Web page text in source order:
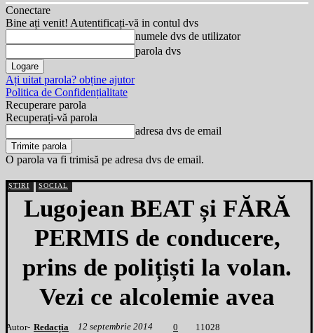
Conectare
Bine ați venit! Autentificați-vă in contul dvs
numele dvs de utilizator
parola dvs
Ați uitat parola? obține ajutor
Politica de Confidențialitate
Recuperare parola
Recuperați-vă parola
adresa dvs de email
O parola va fi trimisă pe adresa dvs de email.
ȘTIRI SOCIAL
Lugojean BEAT și FĂRĂ
PERMIS de conducere,
prins de polițiști la volan.
Vezi ce alcolemie avea
Autor- Redacția 12 septembrie 2014 0 1 1028